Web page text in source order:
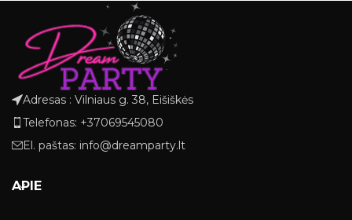
Adresas : Vilniaus g. 38, Eišiškės
Telefonas: +37069545080
El. paštas: info@dreamparty.lt
APIE